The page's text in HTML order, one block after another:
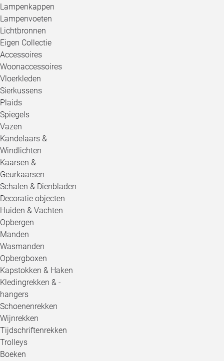
Lampenkappen
Lampenvoeten
Lichtbronnen
Eigen Collectie
Accessoires
Woonaccessoires
Vloerkleden
Sierkussens
Plaids
Spiegels
Vazen
Kandelaars &
Windlichten
Kaarsen &
Geurkaarsen
Schalen & Dienbladen
Decoratie objecten
Huiden & Vachten
Opbergen
Manden
Wasmanden
Opbergboxen
Kapstokken & Haken
Kledingrekken & -
hangers
Schoenenrekken
Wijnrekken
Tijdschriftenrekken
Trolleys
Boeken